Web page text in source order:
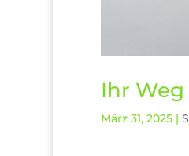
Ihr
März 31, 2025|